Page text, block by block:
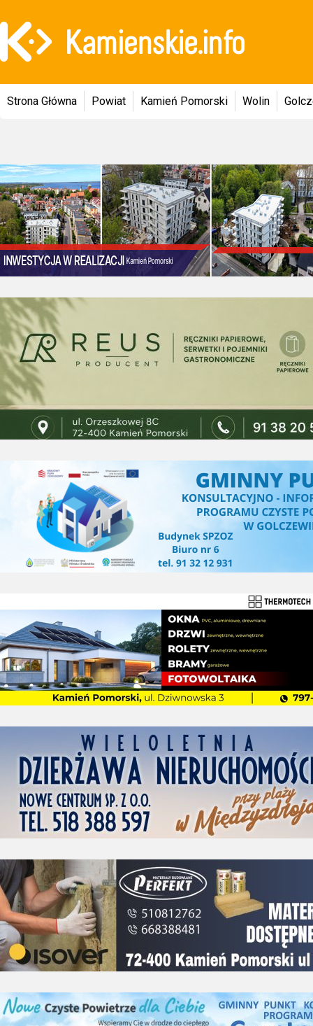
Strona Główna Powiat Kamień Pomorski Wolin